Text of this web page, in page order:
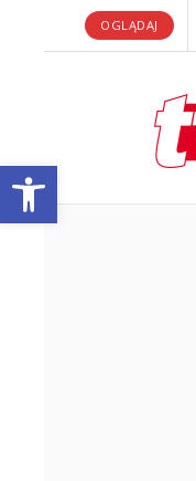
Otwórz pasek narzędzi
OGLĄDAJ